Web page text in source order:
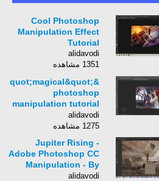
Cool Photoshop
Manipulation Effect
Tutorial
alidavodi
1351 مشاهده
&quot;magical&quot;
photoshop
manipulation tutorial
| photo effects [
Episode 12 ]
alidavodi
1275 مشاهده
Jupiter Rising -
Adobe Photoshop CC
Manipulation - By
Flew
alidavodi